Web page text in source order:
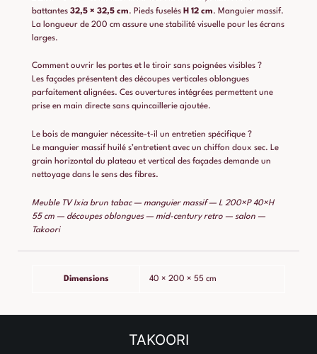
battantes 32,5 × 32,5 cm. Pieds fuselés H 12 cm. Manguier massif.
La longueur de 200 cm assure une stabilité visuelle pour les écrans
larges.
Comment ouvrir les portes et le tiroir sans poignées visibles ?
Les façades présentent des découpes verticales oblongues
parfaitement alignées. Ces ouvertures intégrées permettent une
prise en main directe sans quincaillerie ajoutée.
Le bois de manguier nécessite-t-il un entretien spécifique ?
Le manguier massif huilé s’entretient avec un chiffon doux sec. Le
grain horizontal du plateau et vertical des façades demande un
nettoyage dans le sens des fibres.
Meuble TV Ixia brun tabac — manguier massif — L 200×P 40×H
55 cm — découpes oblongues — mid-century retro — salon —
Takoori
Dimensions 40 × 200 × 55 cm
TAKOORI